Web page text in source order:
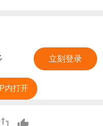
立刻登录
内打开